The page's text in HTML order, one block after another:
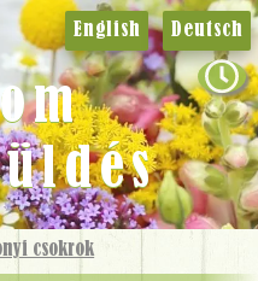
csokrok
English Deutsch